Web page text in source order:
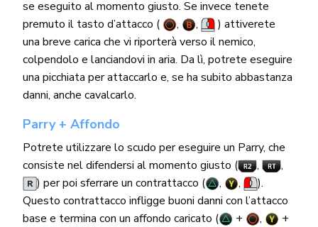
se eseguito al momento giusto. Se invece tenete
premuto il tasto d’attacco (
, ,
) attiverete
una breve carica che vi riporterà verso il nemico,
colpendolo e lanciandovi in aria. Da lì, potrete eseguire
una picchiata per attaccarlo e, se ha subito abbastanza
danni, anche cavalcarlo.
Parry + Affondo
Potrete utilizzare lo scudo per eseguire un Parry, che
consiste nel difendersi al momento giusto (
,
,
) per poi sferrare un contrattacco (
, ,
).
Questo contrattacco infligge buoni danni con l’attacco
base e termina con un affondo caricato (
+ ,
+